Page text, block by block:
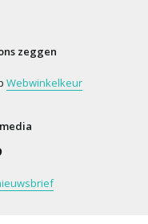
zeggen
Webwinkelkeur